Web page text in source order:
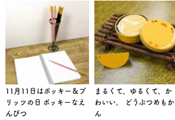
11月11日はポッキー＆プ
リッツの日 ポッキーなえ
んぴつ
まるくて、ゆるくて、か
わいい。 どうぶつめもか
ん